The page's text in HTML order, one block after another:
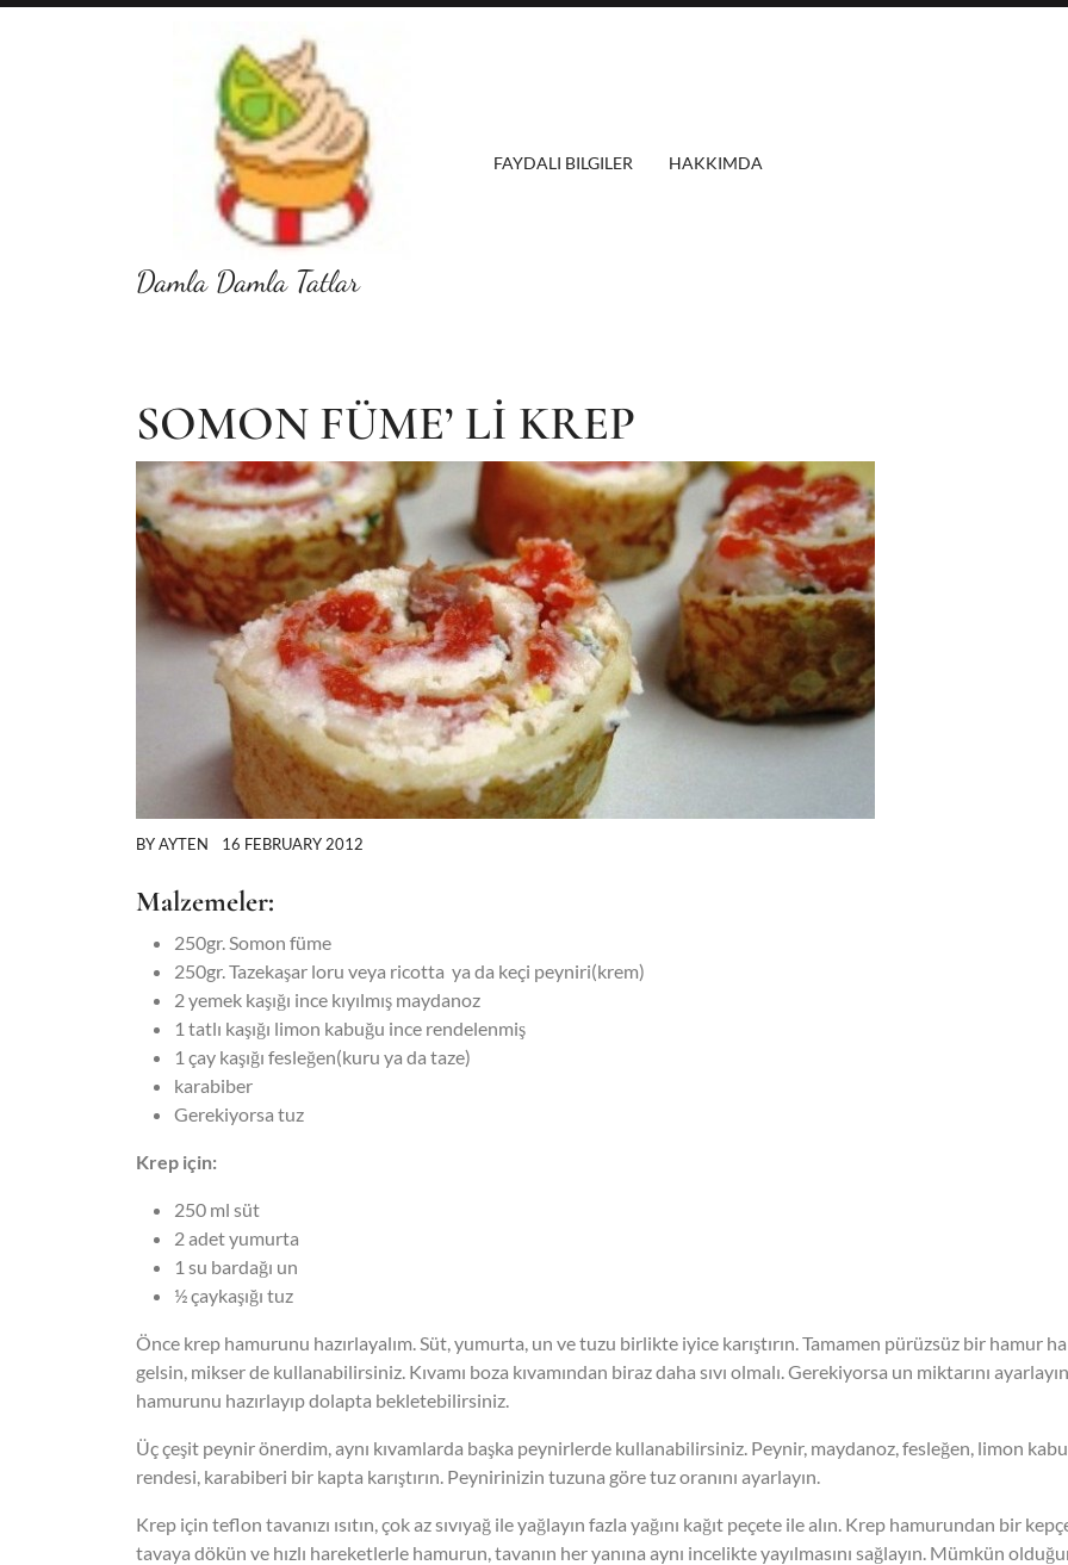
Skip
Damla Damla Tatlar
FAYDALI BILGILER HAKKIMDA
SOMON FÜME’ Lİ KREP
BYAYTEN 16 FEBRUARY 2012
Malzemeler:
250gr. Somon füme
250gr. Tazekaşar loru veya ricotta ya da keçi peyniri(krem)
2 yemek kaşığı ince kıyılmış maydanoz
1 tatlı kaşığı limon kabuğu ince rendelenmiş
1 çay kaşığı fesleğen(kuru ya da taze)
karabiber
Gerekiyorsa tuz
Krep için:
250 ml süt
2 adet yumurta
1 su bardağı un
½ çaykaşığı tuz
Önce krep hamurunu hazırlayalım. Süt, yumurta, un ve tuzu birlikte iyice karıştırın. Tamamen pürüzsüz bir hamur
gelsin, mikser de kullanabilirsiniz. Kıvamı boza kıvamından biraz daha sıvı olmalı. Gerekiyorsa un miktarını
hamurunu hazırlayıp dolapta bekletebilirsiniz.
Üç çeşit peynir önerdim, aynı kıvamlarda başka peynirlerde kullanabilirsiniz. Peynir, maydanoz, fesleğen, limon
rendesi, karabiberi bir kapta karıştırın. Peynirinizin tuzuna göre tuz oranını ayarlayın.
Krep için teflon tavanızı ısıtın, çok az sıvıyağ ile yağlayın fazla yağını kağıt peçete ile alın. Krep hamurundan bir
tavaya dökün ve hızlı hareketlerle hamurun, tavanın her yanına aynı incelikte yayılmasını sağlayın. Mümkün